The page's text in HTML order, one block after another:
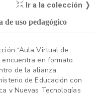
Ir a la colección ❭
de uso pedagógico
“Aula Virtual de
encuentra en formato
de la alianza
de Educación con
y Nuevas Tecnologías